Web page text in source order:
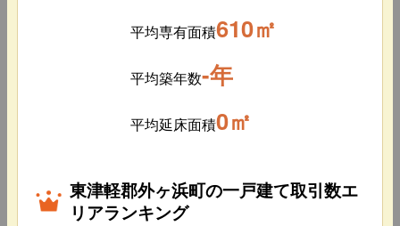
平均専有面積610㎡
平均築年数-年
平均延床面積0㎡
東津軽郡外ヶ浜町の一戸建て取引数エ
リアランキング